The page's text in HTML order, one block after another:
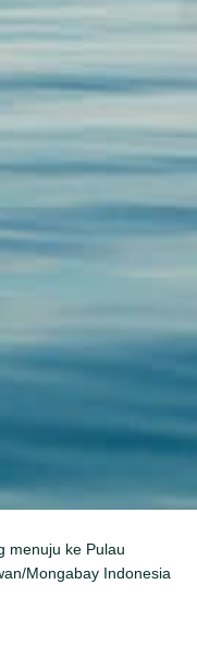
menuju ke Pulau
Mongabay Indonesia